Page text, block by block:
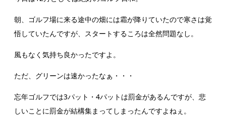
朝、ゴルフ場に来る途中の畑には霜が降りていたので寒さは覚
悟していたんですが、スタートするころは全然問題なし。
風もなく気持ち良かったですよ。
ただ、グリーンは速かったなぁ・・・
忘年ゴルフでは3パット・4パットは罰金があるんですが、悲
しいことに罰金が結構集まってしまったんですよねぇ。